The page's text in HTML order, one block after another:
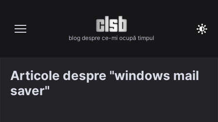
content
blog despre ce-mi ocupă timpul
Articole despre "windows mail
saver"